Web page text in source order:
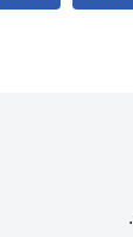
.